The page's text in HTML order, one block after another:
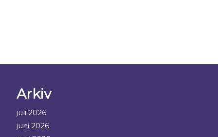
Arkiv
juli 2026
juni 2026